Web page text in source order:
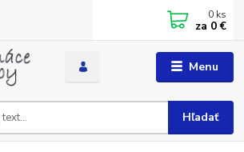
Menu
Hľadať
0 ks
za 0 €